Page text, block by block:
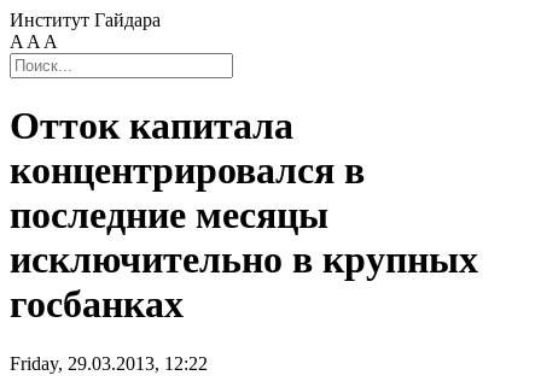
Институт Гайдара
A A A
Отток капитала
концентрировался в
последние месяцы
исключительно в крупных
госбанках
Friday, 29.03.2013, 12:22